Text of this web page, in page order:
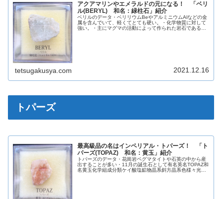
アクアマリンやエメラルドの元になる！ 「ベリ
ル(BERYL) 和名：緑柱石」紹介
ベリルのデータ・ベリリウムBeやアルミニウムAlなどの金
属を含んでいて、軽くてとても硬い。・化学物質に対して
強い。・主にマグマの活動によって作られた岩石であるペ
tetsugakusya.com 2021.12.16
トパーズ
最高級品の名はインペリアル・トパーズ！ 「ト
パーズ(TOPAZ) 和名：黄玉」紹介
トパーズのデータ・花崗岩ペグマタイトや石英の中から産
出することが多い・11月の誕生石として有名英名TOPAZ和
名黄玉化学組成分類ケイ酸塩鉱物晶系斜方晶系色様々光沢